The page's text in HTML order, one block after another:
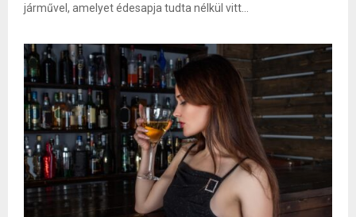
járművel, amelyet édesapja tudta nélkül vitt...